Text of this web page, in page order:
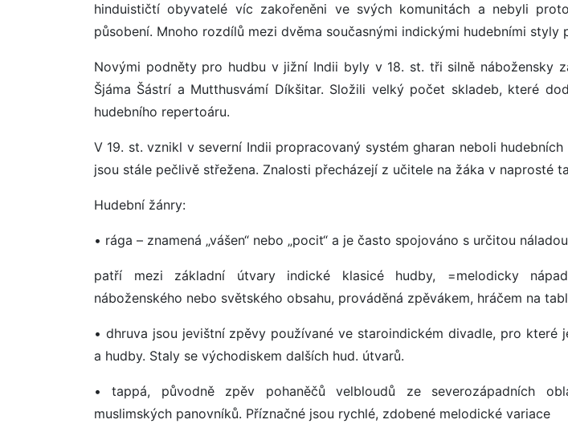
hinduističtí obyvatelé víc zakořeněni ve svých komunitách a nebyli
působení. Mnoho rozdílů mezi dvěma současnými indickými hudebními
Novými podněty pro hudbu v jižní Indii byly v 18. st. tři silně nábožensky
Šjáma Šástrí a Mutthusvámí Díkšitar. Složili velký počet skladeb, které
hudebního repertoáru.
V 19. st. vznikl v severní Indii propracovaný systém gharan neboli
jsou stále pečlivě střežena. Znalosti přecházejí z učitele na žáka v naprosté
Hudební žánry:
• rága – znamená „vášen“ nebo „pocit“ a je často spojováno s určitou
patří mezi základní útvary indické klasicé hudby, =melodicky
náboženského nebo světského obsahu, prováděná zpěvákem, hráčem na
• dhruva jsou jevištní zpěvy používané ve staroindickém divadle, pro které
a hudby. Staly se východiskem dalších hud. útvarů.
• tappá, původně zpěv pohaněčů velbloudů ze severozápadních
muslimských panovníků. Příznačné jsou rychlé, zdobené melodické variace